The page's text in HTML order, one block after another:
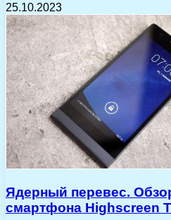
25.10.2023
Ядерный перевес.
смартфона Highscreen